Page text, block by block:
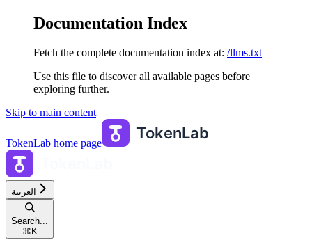
Documentation Index
Fetch the complete documentation index at: /llms.txt
Use this file to discover all available pages before
exploring further.
Skip to main content
TokenLab home page
العربية
Search...
⌘ K